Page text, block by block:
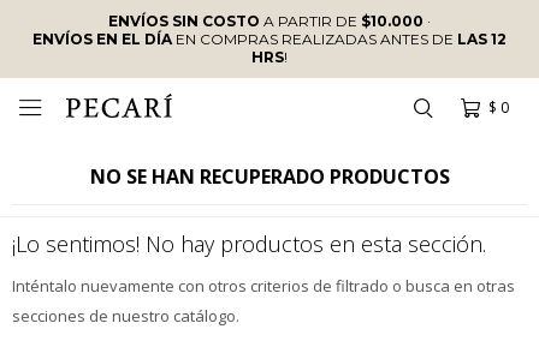
ENVÍOS SIN COSTO A PARTIR DE $10.000 ·
ENVÍOS EN EL DÍAEN COMPRAS REALIZADAS ANTES DE LAS 12
HRS!
$ 0

NO SE HAN RECUPERADO PRODUCTOS
¡Lo sentimos! No hay productos en esta sección.
Inténtalo nuevamente con otros criterios de filtrado o busca en otras
secciones de nuestro catálogo.